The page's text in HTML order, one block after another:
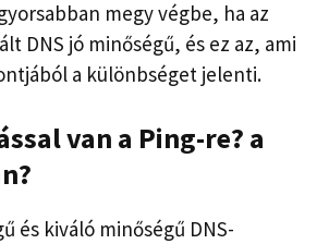
megy végbe, ha az
DNS jó minőségű, és ez az, ami
a különbséget jelenti.
van a Ping-re? a
és kiváló minőségű DNS-